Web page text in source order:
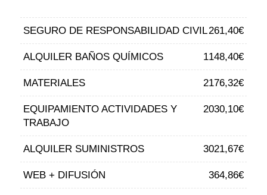
SEGURO DE RESPONSABILIDAD CIVIL261,40€
ALQUILER BAÑOS QUÍMICOS 1148,40€
MATERIALES 2176,32€
EQUIPAMIENTO ACTIVIDADES Y
TRABAJO
2030,10€
ALQUILER SUMINISTROS 3021,67€
WEB + DIFUSIÓN 364,86€